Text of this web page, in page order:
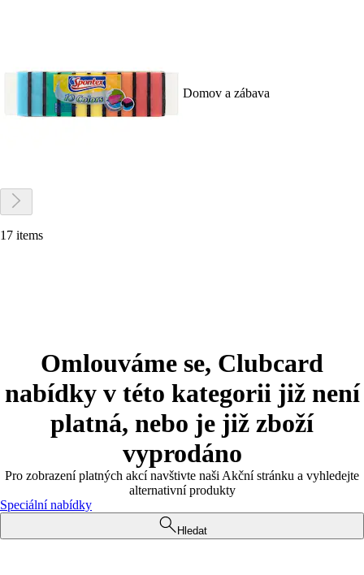
Domov a zábava
17 items
Omlouváme se, Clubcard
nabídky v této kategorii již není
platná, nebo je již zboží
vyprodáno
Pro zobrazení platných akcí navštivte naši Akční stránku a vyhledejte
alternativní produkty
Speciální nabídky
Hledat